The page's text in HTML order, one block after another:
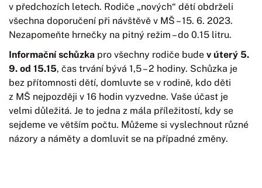
v předchozích letech. Rodiče „nových“ dětí obdrželi
všechna doporučení při návštěvě v MŠ – 15. 6. 2023.
Nezapomeňte hrnečky na pitný režim – do 0.15 litru.
Informační schůzka pro všechny rodiče bude v úterý 5.
9. od 15.15, čas trvání bývá 1,5 – 2 hodiny. Schůzka je
bez přítomnosti dětí, domluvte se v rodině, kdo děti
z MŠ nejpozději v 16 hodin vyzvedne. Vaše účast je
velmi důležitá. Je to jedna z mála příležitostí, kdy se
sejdeme ve větším počtu. Můžeme si vyslechnout různé
názory a náměty a domluvit se na případné změny.